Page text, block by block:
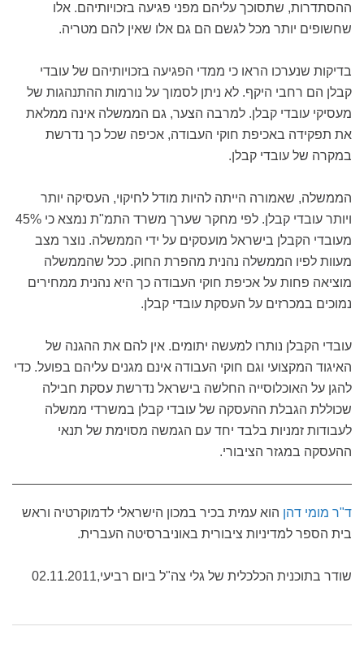
ההסתדרות, שתסוכך עליהם מפני פגיעה בזכויותיהם. אלו
שחשופים יותר מכל לגשם הם גם אלו שאין להם מטריה.
בדיקות שנערכו הראו כי ממדי הפגיעה בזכויותיהם של עובדי
קבלן הם רחבי היקף. לא ניתן לסמוך על נורמות ההתנהגות של
מעסיקי עובדי קבלן. למרבה הצער, גם הממשלה אינה ממלאת
את תפקידה באכיפת חוקי העבודה, אכיפה שכל כך נדרשת
במקרה של עובדי קבלן.
הממשלה, שאמורה הייתה להיות מודל לחיקוי, העסיקה יותר
ויותר עובדי קבלן. לפי מחקר שערך משרד התמ"ת נמצא כי 45%
מעובדי הקבלן בישראל מועסקים על ידי הממשלה. נוצר מצב
מעוות לפיו הממשלה נהנית מהפרת החוק. ככל שהממשלה
מוציאה פחות על אכיפת חוקי העבודה כך היא נהנית ממחירים
נמוכים במכרזים על העסקת עובדי קבלן.
עובדי הקבלן נותרו למעשה יתומים. אין להם את ההגנה של
האיגוד המקצועי וגם חוקי העבודה אינם מגנים עליהם בפועל. כדי
להגן על האוכלוסייה החלשה בישראל נדרשת עסקת חבילה
שכוללת הגבלת ההעסקה של עובדי קבלן במשרדי ממשלה
לעבודות זמניות בלבד יחד עם הגמשה מסוימת של תנאי
ההעסקה במגזר הציבורי.
ד"ר מומי דהן הוא עמית בכיר במכון הישראלי לדמוקרטיה וראש
בית הספר למדיניות ציבורית באוניברסיטה העברית.
שודר בתוכנית הכלכלית של גלי צה"ל ביום רביעי,02.11.2011